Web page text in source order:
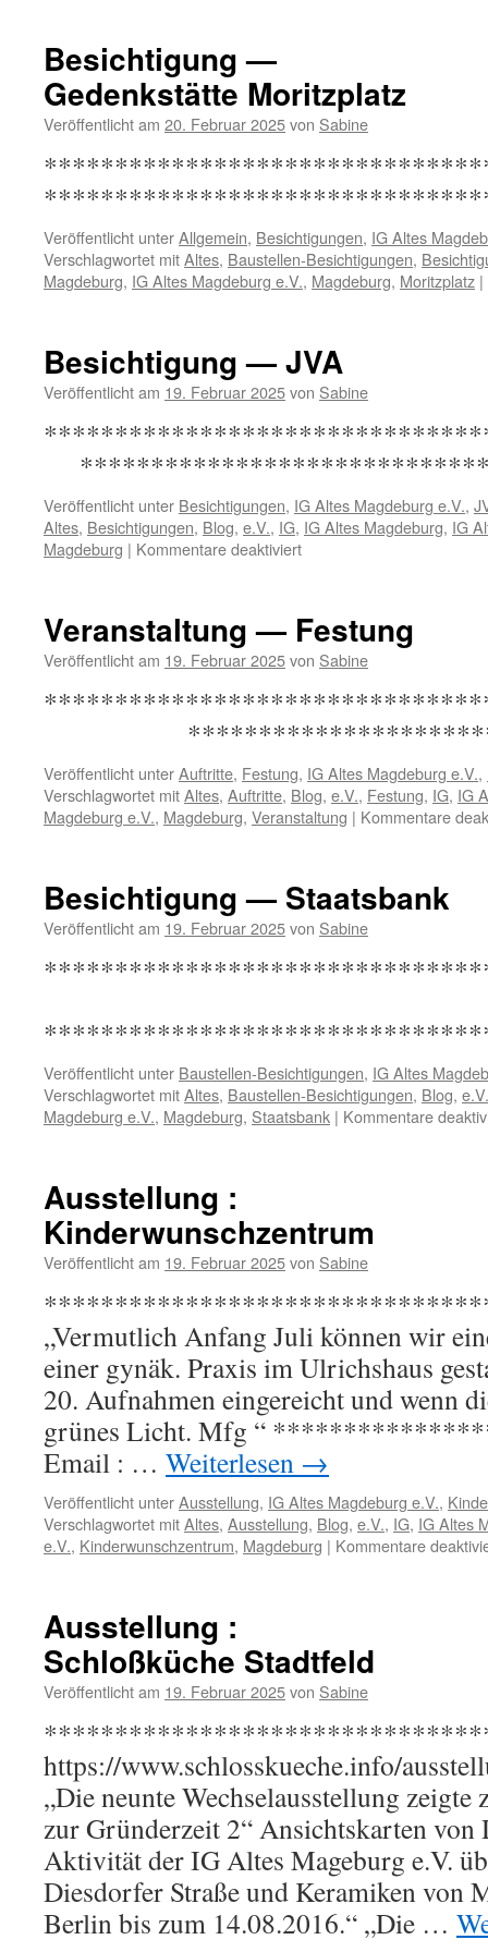
Besichtigung —
Gedenkstätte Moritzplatz
Veröffentlicht am 20. Februar 2025von Sabine
Veröffentlicht unterAllgemein, Besichtigungen, IG Altes
Verschlagwortet mitAltes, Baustellen-Besichtigungen,
Magdeburg, IG Altes Magdeburg e.V., Magdeburg, Moritzplatz |
Besichtigung — JVA
Veröffentlicht am 19. Februar 2025von Sabine
Veröffentlicht unter Besichtigungen, IG Altes Magdeburg e.V.,
Altes, Besichtigungen, Blog, e.V., IG, IG Altes Magdeburg, IG
Magdeburg | Kommentare deaktiviertfür
Veranstaltung — Festung
Veröffentlicht am 19. Februar 2025von Sabine
Veröffentlicht unterAuftritte, Festung, IG Altes Magdeburg e.V.,
Verschlagwortet mitAltes, Auftritte, Blog, e.V., Festung, IG, IG
Magdeburg e.V., Magdeburg, Veranstaltung | Kommentare
Besichtigung — Staatsbank
Veröffentlicht am 19. Februar 2025von Sabine
Veröffentlicht unter Baustellen-Besichtigungen, IG Altes
Verschlagwortet mitAltes, Baustellen-Besichtigungen, Blog, e.V.
Magdeburg e.V., Magdeburg, Staatsbank | Kommentare
Ausstellung :
Kinderwunschzentrum
Veröffentlicht am 19. Februar 2025von Sabine
*********************************
„Vermutlich Anfang Juli können wir
einer gynäk. Praxis im Ulrichshaus
20. Aufnahmen eingereicht und wenn
grünes Licht. Mfg “
Email : … Weiterlesen →
Veröffentlicht unterAusstellung, IG Altes Magdeburg e.V.,
Verschlagwortet mitAltes, Ausstellung, Blog, e.V., IG, IG Altes
e.V., Kinderwunschzentrum, Magdeburg | Kommentare
Ausstellung :
Schloßküche Stadtfeld
Veröffentlicht am 19. Februar 2025von Sabine
https://www.schlosskueche.info/
„Die neunte Wechselausstellung zeigte
zur Gründerzeit 2“ Ansichtskarten von
Aktivität der IG Altes Mageburg e.V.
Diesdorfer Straße und Keramiken von
Berlin bis zum 14.08.2016.“ „Die …